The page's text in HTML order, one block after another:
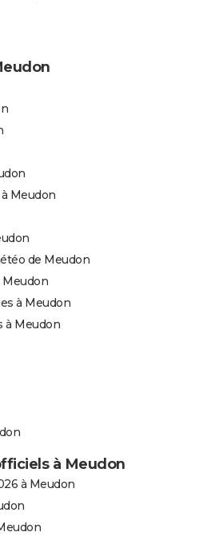
Meudon
de Meudon
Meudon
à Meudon
à Meudon
à Meudon
à Meudon